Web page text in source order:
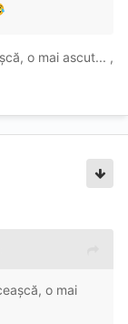
o mai ascut... ,
o mai